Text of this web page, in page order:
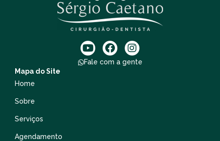
Fale com a gente
Mapa do Site
Home
Sobre
Serviços
Agendamento